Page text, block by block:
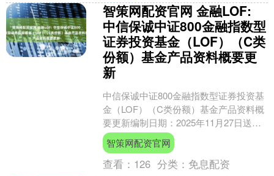
智策网配资官网 金融LOF:
中信保诚中证800金融指数型
证券投资基金（LOF）（C类
份额）基金产品资料概要更
新
中信保诚中证800金融指数型证券投资基
金（LOF）（C类份额）基金产品资料概
要更新编制日期：2025年11月27日送出
日期：2025年11月28日本概要提供本
基....
智策网配资官网
查看： 126 分类： 免息配资